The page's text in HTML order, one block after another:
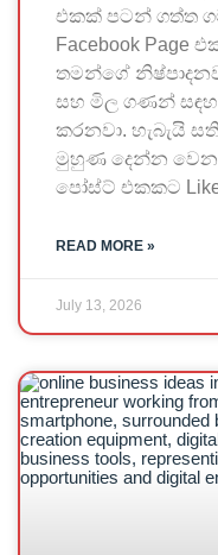
එකක් පටන් ගත්ත
Facebook Page
තමන්ගේ
සහ මිල ගණන්
කරනවා. හැබැයි
මුහුණ දෙන්න වෙන
පෝස්ට් එකකට
READ MORE »
July 13, 2026